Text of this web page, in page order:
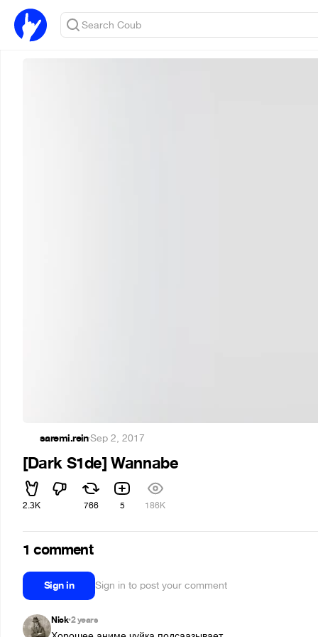
saremi.rein·Sep 2, 2017
[Dark S1de] Wannabe
2.3K 766 5 186K
1 comment
Sign in Sign in to post your comment
Nick•2 years